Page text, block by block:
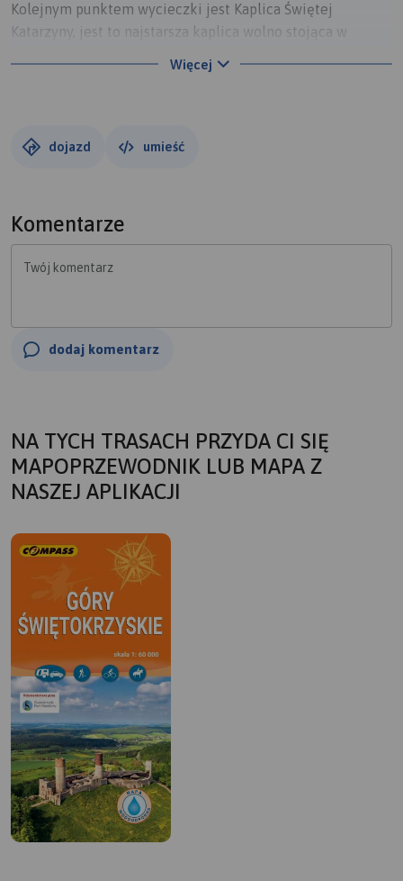
Kolejnym punktem wycieczki jest Kaplica Świętej
Katarzyny, jest to najstarsza kaplica wolno stojąca w
Miłkowska Karczma. Jej Fundatorem był biskup Zbigniew
Kaplicy kierujemy się w stronę Boru Kunowskiego pod
udajemy się pod Zielony Krzyż. W tym miejscu podczas
z moskalami, niestety Polacy ponieśli klęskę.
Więcej
dojazd umieść
Komentarze
Twój komentarz
dodaj komentarz
NA TYCH TRASACH PRZYDA CI SIĘ
MAPOPRZEWODNIK LUB MAPA Z
NASZEJ APLIKACJI